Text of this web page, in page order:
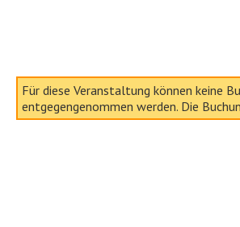
Für diese Veranstaltung können keine
entgegengenommen werden. Die